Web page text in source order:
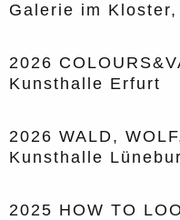
Galerie im
2026
Kunsthalle Erfurt
2026 WALD,
Kunsthalle
2025 HOW TO